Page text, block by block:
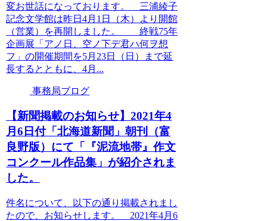
変お世話になっております。 三浦綾子
記念文学館は昨日4月1日（木）より開館
（営業）を再開しました。 終戦75年
企画展「アノ日、空ノ下デ君ハ何ヲ想
フ」の開催期間を5月23日（日）まで延
長するとともに、4月...
事務局ブログ
【新聞掲載のお知らせ】2021年4
月6日付「北海道新聞」朝刊（富
良野版）にて「『泥流地帯』作文
コンクール作品集」が紹介されま
した。
件名について、以下の通り掲載されまし
たので、お知らせします。 2021年4月6